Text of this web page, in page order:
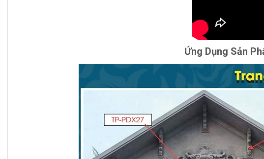
Ứng Dụng Sản